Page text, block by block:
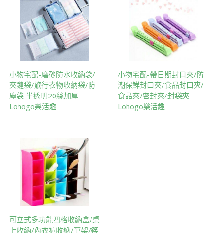
小物宅配-磨砂防水收納袋/
夾鏈袋/旅行衣物收納袋/防
塵袋 半透明20絲加厚
Lohogo樂活趣
小物宅配-帶日期封口夾/防
潮保鮮封口夾/食品封口夾/
食品夾/密封夾/封袋夾
Lohogo樂活趣
可立式多功能四格收納盒/桌
上收納/內衣褲收納/筆架/筷